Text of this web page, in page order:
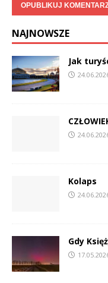
NAJNOWSZE
Jak
Kolaps
Gdy